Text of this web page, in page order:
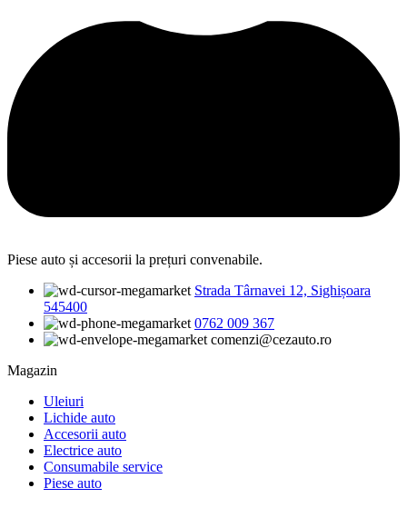
Piese auto și accesorii la prețuri convenabile.
Strada Târnavei 12, Sighișoara
545400
0762 009 367
comenzi@cezauto.ro
Magazin
Uleiuri
Lichide auto
Accesorii auto
Electrice auto
Consumabile service
Piese auto